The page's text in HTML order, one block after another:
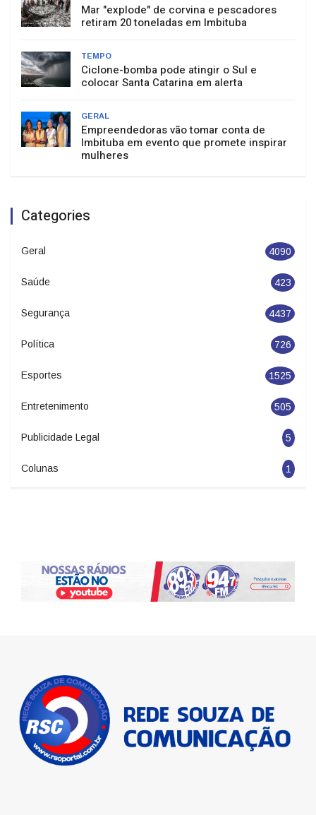
Mar "explode" de corvina e pescadores
retiram 20 toneladas em Imbituba
TEMPO
Ciclone-bomba pode atingir o Sul e
colocar Santa Catarina em alerta
GERAL
Empreendedoras vão tomar conta de
Imbituba em evento que promete inspirar
mulheres
Categories
Geral 4090
Saúde 423
Segurança 4437
Política 726
Esportes 1525
Entretenimento 505
Publicidade Legal 5
Colunas 1